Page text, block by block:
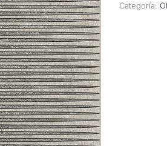
Categoría: